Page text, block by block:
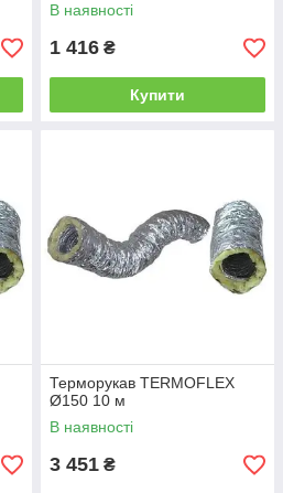
В наявності
1 416 ₴
Купити
Терморукав TERMOFLEX
Ø150 10 м
В наявності
3 451 ₴